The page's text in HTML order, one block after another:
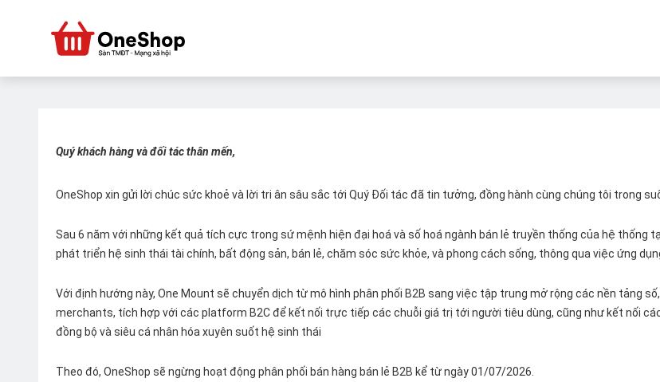
Quý khách hàng và đối tác thân mến,
OneShop xin gửi lời chúc sức khoẻ và lời tri ân sâu sắc tới Quý Đối tác đã tin tưởng, đồng hành cùng chúng tôi trong
Sau 6 năm với những kết quả tích cực trong sứ mệnh hiện đại hoá và số hoá ngành bán lẻ truyền thống của hệ thống
phát triển hệ sinh thái tài chính, bất động sản, bán lẻ, chăm sóc sức khỏe, và phong cách sống, thông qua việc ứng
Với định hướng này, One Mount sẽ chuyển dịch từ mô hình phân phối B2B sang việc tập trung mở rộng các nền tảng
merchants, tích hợp với các platform B2C để kết nối trực tiếp các chuỗi giá trị tới người tiêu dùng, cũng như kết nối
đồng bộ và siêu cá nhân hóa xuyên suốt hệ sinh thái
Theo đó, OneShop sẽ ngừng hoạt động phân phối bán hàng bán lẻ B2B kể từ ngày 01/07/2026.